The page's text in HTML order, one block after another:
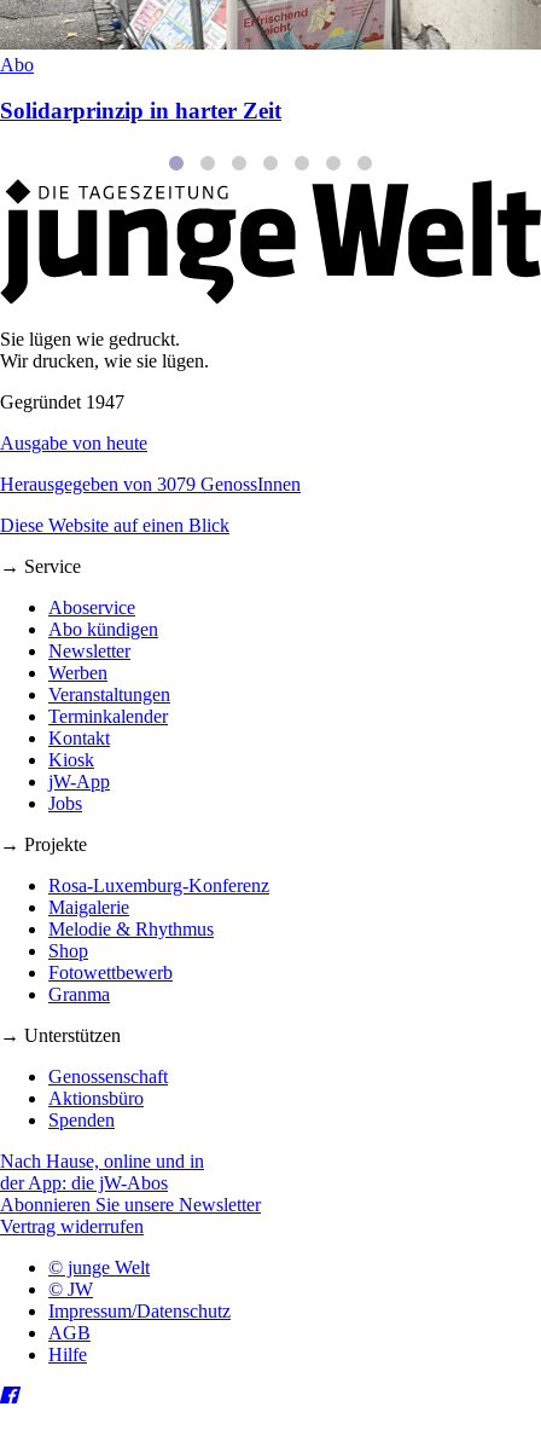
Abo
Solidarprinzip in harter Zeit
Sie lügen wie gedruckt.
Wir drucken, wie sie lügen.
Gegründet 1947
Ausgabe von heute
Herausgegeben von 3079 GenossInnen
Diese Website auf einen Blick
→ Service
Aboservice
Abo kündigen
Newsletter
Werben
Veranstaltungen
Terminkalender
Kontakt
Kiosk
jW-App
Jobs
→ Projekte
Rosa-Luxemburg-Konferenz
Maigalerie
Melodie & Rhythmus
Shop
Fotowettbewerb
Granma
→ Unterstützen
Genossenschaft
Aktionsbüro
Spenden
Nach Hause, online und in
der App: die jW-Abos
Abonnieren Sie unsere Newsletter
Vertrag widerrufen
© junge Welt
© JW
Impressum/Datenschutz
AGB
Hilfe